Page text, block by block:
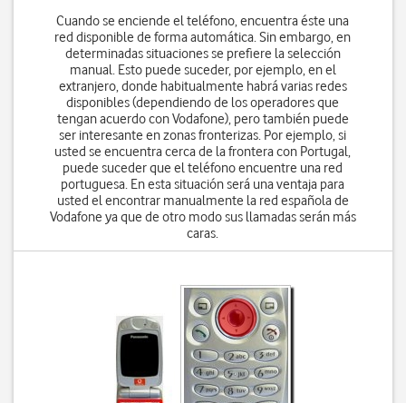
Cuando se enciende el teléfono, encuentra éste una
red disponible de forma automática. Sin embargo, en
determinadas situaciones se prefiere la selección
manual. Esto puede suceder, por ejemplo, en el
extranjero, donde habitualmente habrá varias redes
disponibles (dependiendo de los operadores que
tengan acuerdo con Vodafone), pero también puede
ser interesante en zonas fronterizas. Por ejemplo, si
usted se encuentra cerca de la frontera con Portugal,
puede suceder que el teléfono encuentre una red
portuguesa. En esta situación será una ventaja para
usted el encontrar manualmente la red española de
Vodafone ya que de otro modo sus llamadas serán más
caras.